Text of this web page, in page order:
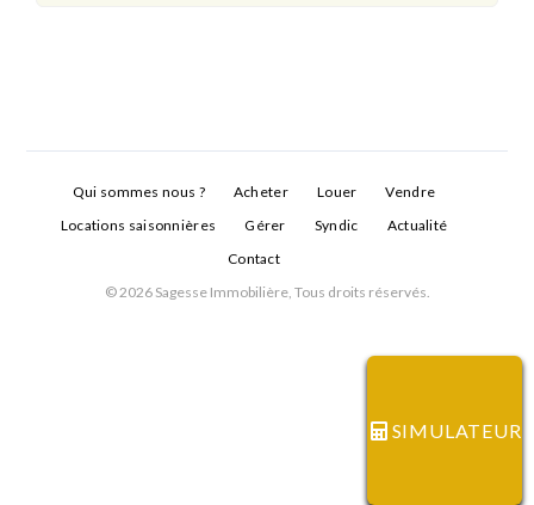
Qui sommes nous ? Acheter Louer
Vendre
Locations saisonnières
Gérer Syndic
Actualité
Contact
© 2026 Sagesse Immobilière, Tous droits réservés.
SIMULATEUR
Connexion